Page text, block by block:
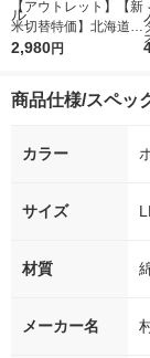
【アウトレット】【新
米切替特価】北海道産
ななつぼし 無洗米 5k
2,980円
r
商品仕様/スペッ
カラー
サイズ
材質
メーカー名